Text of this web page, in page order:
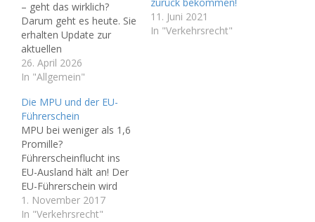
– geht das wirklich?
Darum geht es heute. Sie
erhalten Update zur
aktuellen
Rechtsprechung und den
Chancen auch im Jahr
die MPU kann durch den
EU-Führerschein
weiterhin legal
umgangen werden. Aber
auch im Vorfeld der
Entziehung durch die
Behörde sind Sie nicht…
26. April 2026
In "Allgemein"
11. Juni 2021
In "Verkehrsrecht"
Die MPU und der EU-
Führerschein
MPU bei weniger als 1,6
Promille?
Führerscheinflucht ins
EU-Ausland hält an! Der
EU-Führerschein wird
immer interessanter. In
den letzten Jahren haben
1. November 2017
In "Verkehrsrecht"